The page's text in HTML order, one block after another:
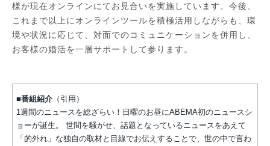
様が現在オンラインにてお見合いを実施しています。今後、
これまで以上にオンラインツールを積極活用しながらも、環
境や状況に応じて、対面でのコミュニケーションを併用し、
お客様の婚活を一層サポートして参ります。
■番組紹介 （引用）
1週間のニュースを総ざらい！日曜のお昼にABEMA初のニュースシ
ョーが誕生。 世間を騒がせ、話題となっているニュースをあえて
「的外れ」な独自の取材と目線でお伝えすることで、世の中で言わ